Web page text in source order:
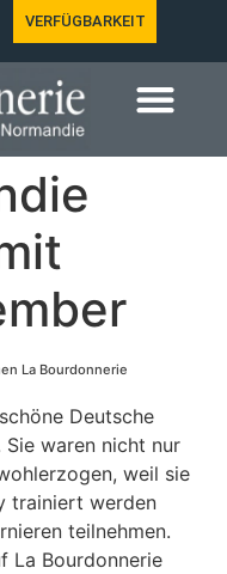
VERFÜGBARKEIT
La Bourdonnerie
Deutsche
Sie waren nicht nur
weil sie
trainiert werden
teilnehmen.
La Bourdonnerie